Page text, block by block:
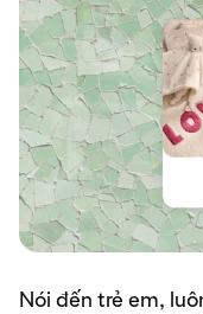
Nói đến trẻ em,